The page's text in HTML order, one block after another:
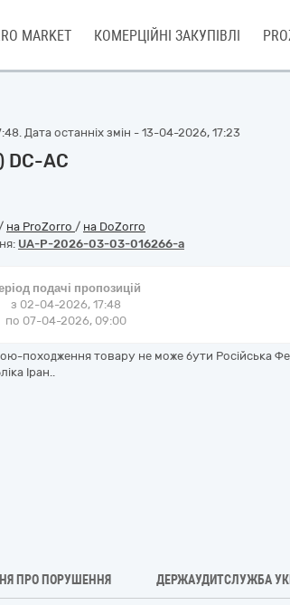
MARKET КОМЕРЦІЙНІ ЗАКУПІВЛІ
Дата останніх змін - 13-04-2026, 17:23
DC-AC
на ProZorro / на DoZorro
UA-P-2026-03-03-016266-a
подачі пропозицій
з 02-04-2026, 17:48
по 07-04-2026, 09:00
походження товару не може бути Російська
Іран..
ПРО ПОРУШЕННЯ ДЕРЖАУДИТСЛУЖБА